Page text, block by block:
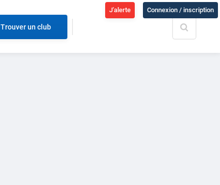
Connexion / inscription
J'alerte
Trouver un club